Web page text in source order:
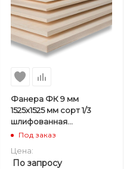
Фанера ФК 9 мм
1525х1525 мм сорт 1/3
шлифованная
березовая
Под заказ
Цена:
По запросу